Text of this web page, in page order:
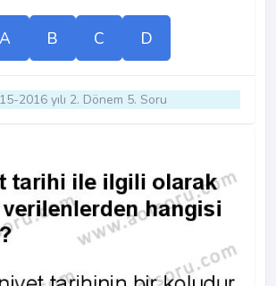
A B C D
2016 yılı 2. Dönem 5. Soru